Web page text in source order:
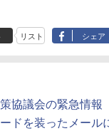
リスト シェア
協議会の緊急情報
ドを装ったメール